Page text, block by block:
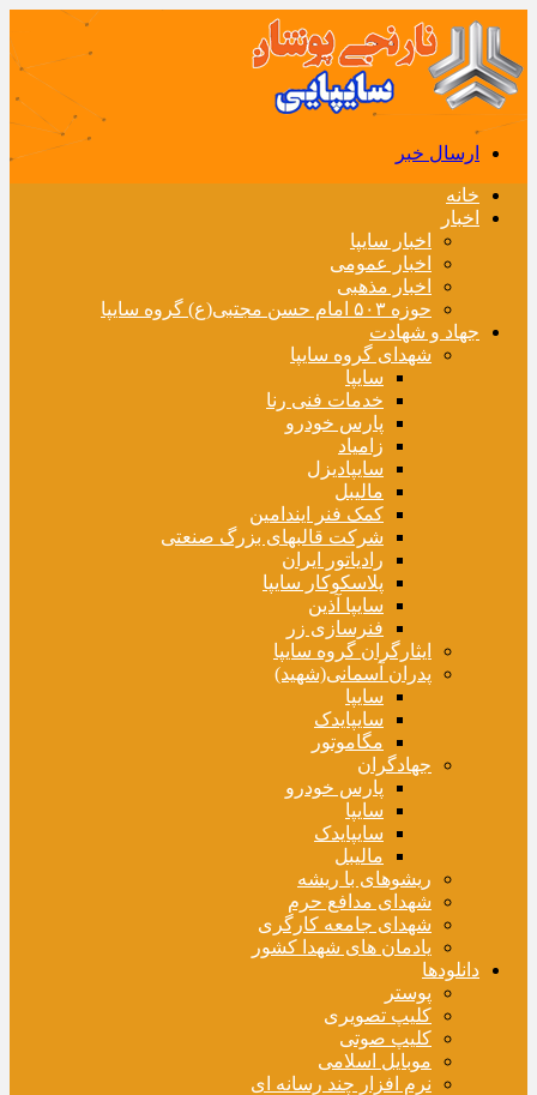
ارسال خبر
خانه
اخبار
اخبار سایپا
اخبار عمومی
اخبار مذهبی
حوزه ۵۰۳ امام حسن مجتبی(ع) گروه سایپا
جهاد و شهادت
شهدای گروه سایپا
سایپا
خدمات فنی رنا
پارس خودرو
زامیاد
سایپادیزل
مالیبل
کمک فنر ایندامین
شرکت قالبهای بزرگ صنعتی
رادیاتور ایران
پلاسکوکار سایپا
سایپا آذین
فنرسازی زر
ایثارگران گروه سایپا
پدران آسمانی(شهید)
سایپا
سایپایدک
مگاموتور
جهادگران
پارس خودرو
سایپا
سایپایدک
مالیبل
ریشوهای با ریشه
شهدای مدافع حرم
شهدای جامعه کارگری
یادمان های شهدا کشور
دانلودها
پوستر
کلیپ تصویری
کلیپ صوتی
موبایل اسلامی
نرم افزار چند رسانه ای